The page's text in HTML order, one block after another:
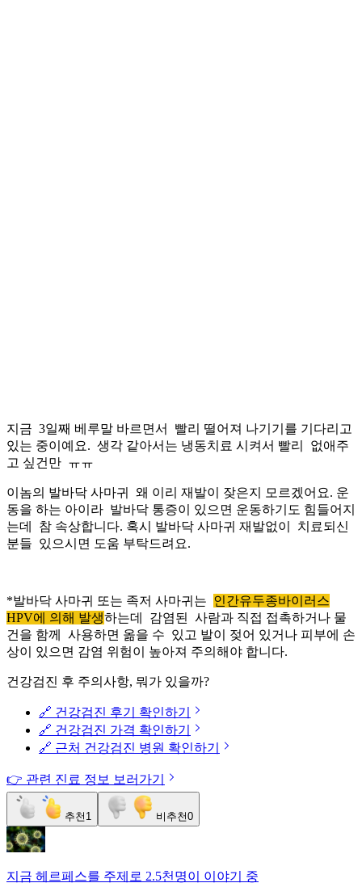
지금 3일째 베루말 바르면서 빨리 떨어져 나기기를 기다리고
있는 중이예요. 생각 같아서는 냉동치료 시켜서 빨리 없애주
고 싶건만 ㅠㅠ
이놈의 발바닥 사마귀 왜 이리 재발이 잦은지 모르겠어요. 운
동을 하는 아이라 발바닥 통증이 있으면 운동하기도 힘들어지
는데 참 속상합니다. 혹시 발바닥 사마귀 재발없이 치료되신
분들 있으시면 도움 부탁드려요.
*발바닥 사마귀 또는 족저 사마귀는 인간유두종바이러스
HPV에 의해 발생하는데 감염된 사람과 직접 접촉하거나 물
건을 함께 사용하면 옮을 수 있고 발이 젖어 있거나 피부에 손
상이 있으면 감염 위험이 높아져 주의해야 합니다.
건강검진 후 주의사항, 뭐가 있을까?
🔗 건강검진 후기 확인하기
🔗 건강검진 가격 확인하기
🔗 근처 건강검진 병원 확인하기
👉 관련 진료 정보 보러가기
추천 1 비추천0
지금 헤르페스를 주제로 2.5천명이 이야기 중